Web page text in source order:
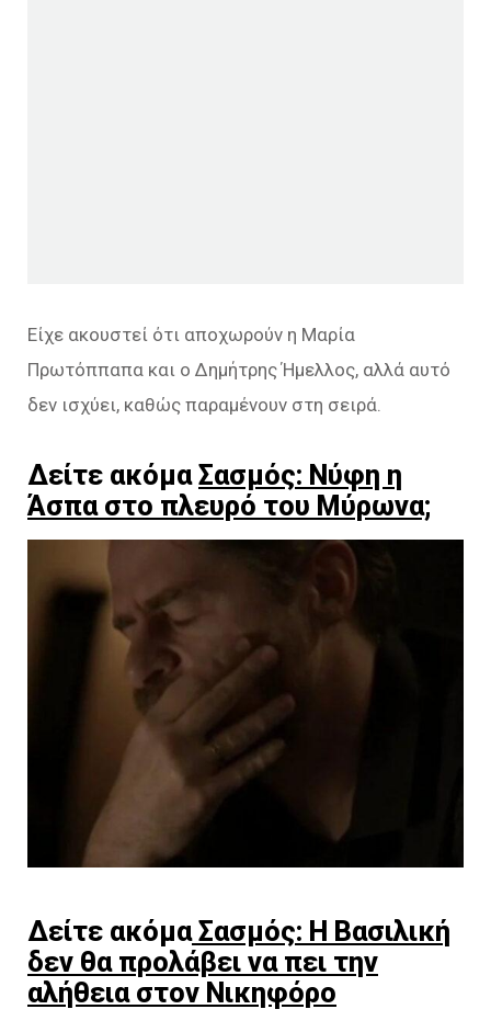
Είχε ακουστεί ότι αποχωρούν η Μαρία
Πρωτόππαπα και ο Δημήτρης Ήμελλος, αλλά αυτό
δεν ισχύει, καθώς παραμένουν στη σειρά.
Δείτε ακόμαΣασμός: Νύφη η
Άσπα στο πλευρό του Μύρωνα;
Δείτε ακόμαΣασμός: Η Βασιλική
δεν θα προλάβει να πει την
αλήθεια στον Νικηφόρο